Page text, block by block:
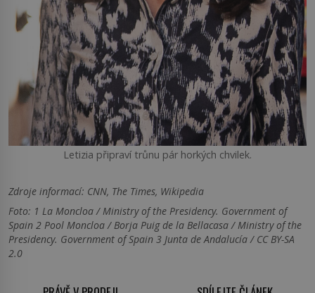
Letizia připraví trůnu pár horkých chvilek.
Zdroje informací: CNN, The Times, Wikipedia
Foto: 1 La Moncloa / Ministry of the Presidency. Government of
Spain 2 Pool Moncloa / Borja Puig de la Bellacasa / Ministry of the
Presidency. Government of Spain 3 Junta de Andalucía / CC BY-SA
2.0